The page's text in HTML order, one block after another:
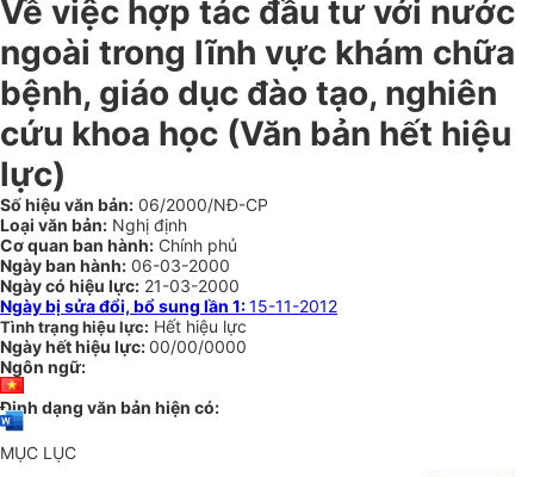
Về việc hợp tác đầu tư với nước
ngoài trong lĩnh vực khám chữa
bệnh, giáo dục đào tạo, nghiên
cứu khoa học (Văn bản hết hiệu
lực)
Số hiệu văn bản: 06/2000/NĐ-CP
Loại văn bản: Nghị định
Cơ quan ban hành: Chính phủ
Ngày ban hành: 06-03-2000
Ngày có hiệu lực: 21-03-2000
Ngày bị sửa đổi, bổ sung lần 1:15-11-2012
Tình trạng hiệu lực: Hết hiệu lực
Ngày hết hiệu lực:00/00/0000
Ngôn ngữ:
Định dạng văn bản hiện có:
MỤC LỤC